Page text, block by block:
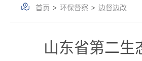
首页 > 环保督察 > 边督边改
山东省第二生